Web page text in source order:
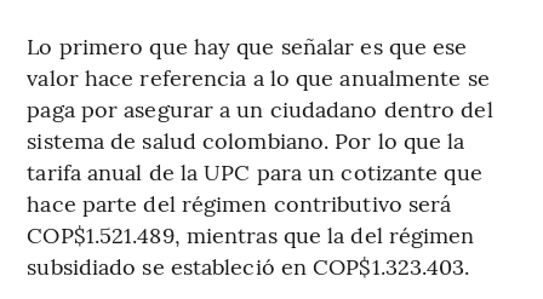
Lo primero que hay que señalar es que ese
valor hace referencia a lo que anualmente se
paga por asegurar a un ciudadano dentro del
sistema de salud colombiano. Por lo que la
tarifa anual de la UPC para un cotizante que
hace parte del régimen contributivo será
COP$1.521.489, mientras que la del régimen
subsidiado se estableció en COP$1.323.403.